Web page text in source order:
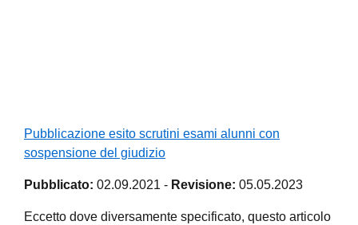
Pubblicazione esito scrutini esami alunni con
sospensione del giudizio
Pubblicato: 02.09.2021 - Revisione: 05.05.2023
Eccetto dove diversamente specificato, questo articolo